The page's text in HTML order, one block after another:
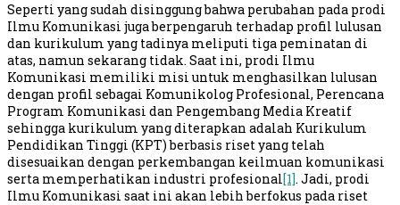
Seperti yang sudah disinggung bahwa perubahan pada prodi
Ilmu Komunikasi juga berpengaruh terhadap profil lulusan
dan kurikulum yang tadinya meliputi tiga peminatan di
atas, namun sekarang tidak. Saat ini, prodi Ilmu
Komunikasi memiliki misi untuk menghasilkan lulusan
dengan profil sebagai Komunikolog Profesional, Perencana
Program Komunikasi dan Pengembang Media Kreatif
sehingga kurikulum yang diterapkan adalah Kurikulum
Pendidikan Tinggi (KPT) berbasis riset yang telah
disesuaikan dengan perkembangan keilmuan komunikasi
serta memperhatikan industri profesional[1]. Jadi, prodi
Ilmu Komunikasi saat ini akan lebih berfokus pada riset